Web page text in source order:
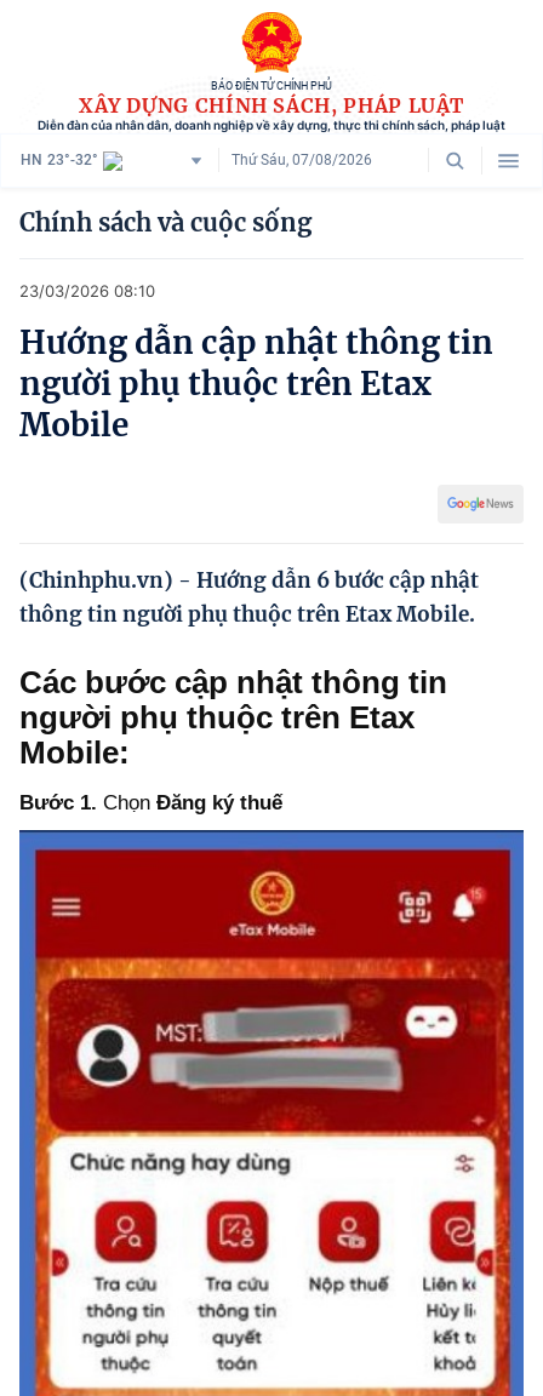
BÁO ĐIỆN TỬ CHÍNH PHỦ
XÂY DỰNG CHÍNH SÁCH, PHÁP LUẬT
Diễn đàn của nhân dân, doanh nghiệp về xây dựng, thực thi chính sách, pháp luật
HN 23°-32° Thứ Sáu, 07/08/2026
Danh mục
Tham vấn chính sách
Người dân góp ý
Phát triển kinh tế tư nhân và doanh nghiệp dân tộc
Kinh tế tư nhân
Doanh nghiệp dân tộc
Khác
Video
Photo
Chính sách và cuộc sống
23/03/2026 08:10
Hướng dẫn cập nhật thông tin
người phụ thuộc trên Etax
Mobile
(Chinhphu.vn) - Hướng dẫn 6 bước cập nhật
thông tin người phụ thuộc trên Etax Mobile.
Các bước cập nhật thông tin
người phụ thuộc trên Etax
Mobile:
Bước 1. Chọn Đăng ký thuế